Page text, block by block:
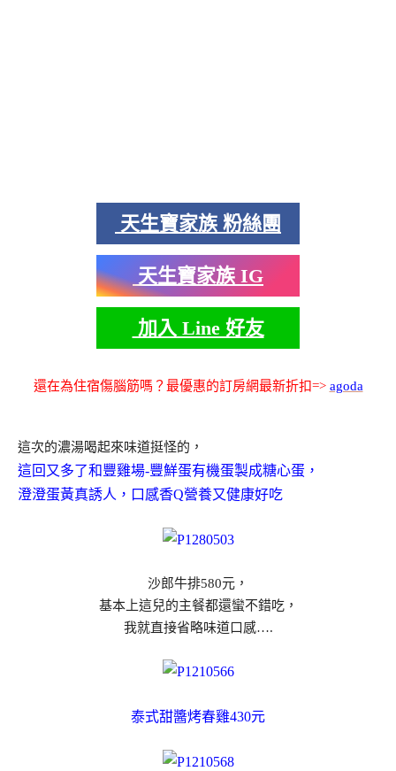
天生寶家族 粉絲團
天生寶家族 IG
加入 Line 好友
還在為住宿傷腦筋嗎？最優惠的訂房網最新折扣=> agoda
這次的濃湯喝起來味道挺怪的，
這回又多了和豐雞場-豐鮮蛋有機蛋製成糖心蛋，
澄澄蛋黃真誘人，口感香Q營養又健康好吃
沙郎牛排580元，
基本上這兒的主餐都還蠻不錯吃，
我就直接省略味道口感….
泰式甜醬烤春雞430元